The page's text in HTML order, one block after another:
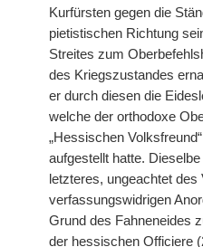
Kurfürsten gegen die
pietistischen Richtung
Streites zum
des Kriegszustandes
er durch diesen die
welche der orthodoxe
„Hessischen
aufgestellt hatte.
letzteres, ungeachtet
verfassungswidrigen
Grund des Fahneneides
der hessischen Officiere